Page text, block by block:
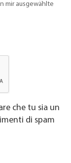
mir ausgewählte
che tu sia un
spam